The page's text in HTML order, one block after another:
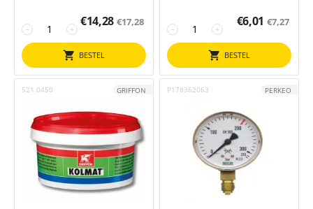
+
−
€14,28 €17,28
BESTEL
+
−
€6,01 €7,27
BESTEL
521.0450 GRIFFON P178362063 PERKEO